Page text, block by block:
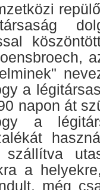
a
napon át
a
a
még